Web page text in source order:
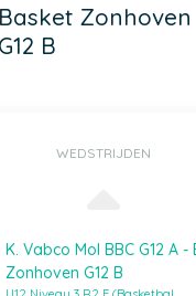
Basket Zonhoven
G12 B
WEDSTRIJDEN
K. Vabco Mol BBC G12 A -
Zonhoven G12 B